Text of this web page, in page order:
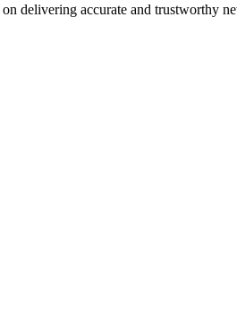
delivering accurate and trustworthy